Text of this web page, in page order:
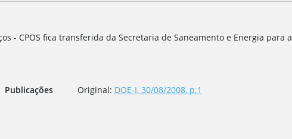
- CPOS fica transferida da Secretaria de Saneamento e Energia para a
Publicações Original: DOE-I, 30/08/2008, p.1